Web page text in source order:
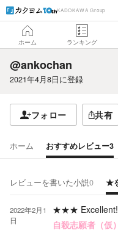
KADOKAWA Group
ホーム ランキング
@ankochan
2021年4月8日に登録
フォロー 共有
ホーム おすすめレビュー3
レビューを書いた小説0 ★
2022年2月1
日
★★★
自殺志願者（仮